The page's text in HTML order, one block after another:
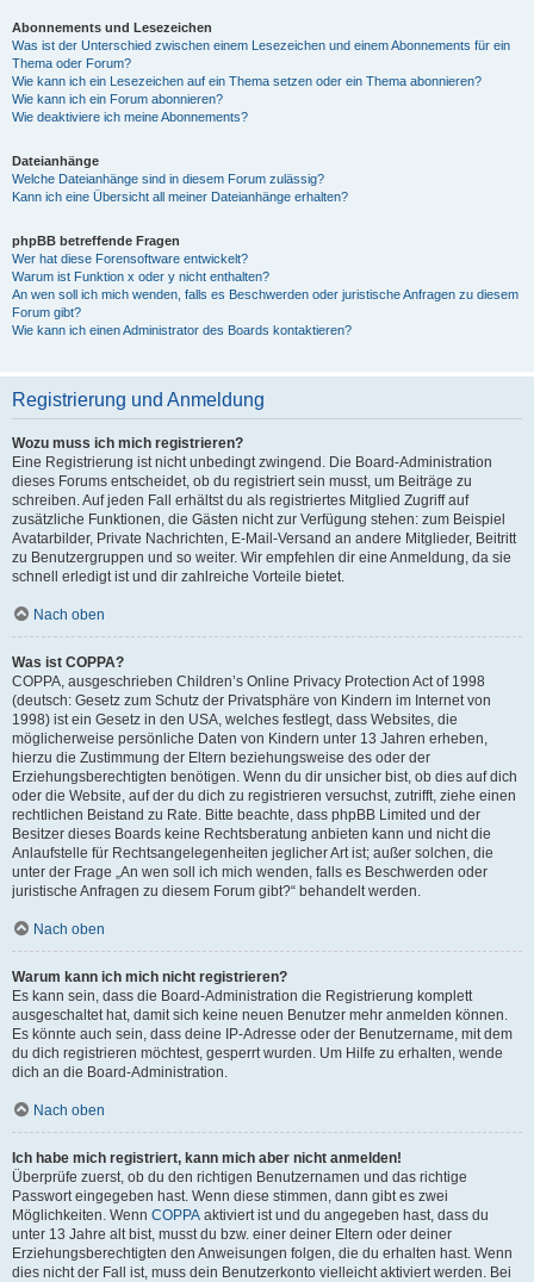
Abonnements und Lesezeichen
Was ist der Unterschied zwischen einem Lesezeichen und einem Abonnements für ein
Thema oder Forum?
Wie kann ich ein Lesezeichen auf ein Thema setzen oder ein Thema abonnieren?
Wie kann ich ein Forum abonnieren?
Wie deaktiviere ich meine Abonnements?
Dateianhänge
Welche Dateianhänge sind in diesem Forum zulässig?
Kann ich eine Übersicht all meiner Dateianhänge erhalten?
phpBB betreffende Fragen
Wer hat diese Forensoftware entwickelt?
Warum ist Funktion x oder y nicht enthalten?
An wen soll ich mich wenden, falls es Beschwerden oder juristische Anfragen zu diesem
Forum gibt?
Wie kann ich einen Administrator des Boards kontaktieren?
Registrierung und Anmeldung
Wozu muss ich mich registrieren?
Eine Registrierung ist nicht unbedingt zwingend. Die Board-Administration
dieses Forums entscheidet, ob du registriert sein musst, um Beiträge zu
schreiben. Auf jeden Fall erhältst du als registriertes Mitglied Zugriff auf
zusätzliche Funktionen, die Gästen nicht zur Verfügung stehen: zum Beispiel
Avatarbilder, Private Nachrichten, E-Mail-Versand an andere Mitglieder, Beitritt
zu Benutzergruppen und so weiter. Wir empfehlen dir eine Anmeldung, da sie
schnell erledigt ist und dir zahlreiche Vorteile bietet.
Nach oben
Was ist COPPA?
COPPA, ausgeschrieben Children’s Online Privacy Protection Act of 1998
(deutsch: Gesetz zum Schutz der Privatsphäre von Kindern im Internet von
1998) ist ein Gesetz in den USA, welches festlegt, dass Websites, die
möglicherweise persönliche Daten von Kindern unter 13 Jahren erheben,
hierzu die Zustimmung der Eltern beziehungsweise des oder der
Erziehungsberechtigten benötigen. Wenn du dir unsicher bist, ob dies auf dich
oder die Website, auf der du dich zu registrieren versuchst, zutrifft, ziehe einen
rechtlichen Beistand zu Rate. Bitte beachte, dass phpBB Limited und der
Besitzer dieses Boards keine Rechtsberatung anbieten kann und nicht die
Anlaufstelle für Rechtsangelegenheiten jeglicher Art ist; außer solchen, die
unter der Frage „An wen soll ich mich wenden, falls es Beschwerden oder
juristische Anfragen zu diesem Forum gibt?“ behandelt werden.
Nach oben
Warum kann ich mich nicht registrieren?
Es kann sein, dass die Board-Administration die Registrierung komplett
ausgeschaltet hat, damit sich keine neuen Benutzer mehr anmelden können.
Es könnte auch sein, dass deine IP-Adresse oder der Benutzername, mit dem
du dich registrieren möchtest, gesperrt wurden. Um Hilfe zu erhalten, wende
dich an die Board-Administration.
Nach oben
Ich habe mich registriert, kann mich aber nicht anmelden!
Überprüfe zuerst, ob du den richtigen Benutzernamen und das richtige
Passwort eingegeben hast. Wenn diese stimmen, dann gibt es zwei
Möglichkeiten. Wenn COPPA aktiviert ist und du angegeben hast, dass du
unter 13 Jahre alt bist, musst du bzw. einer deiner Eltern oder deiner
Erziehungsberechtigten den Anweisungen folgen, die du erhalten hast. Wenn
dies nicht der Fall ist, muss dein Benutzerkonto vielleicht aktiviert werden. Bei